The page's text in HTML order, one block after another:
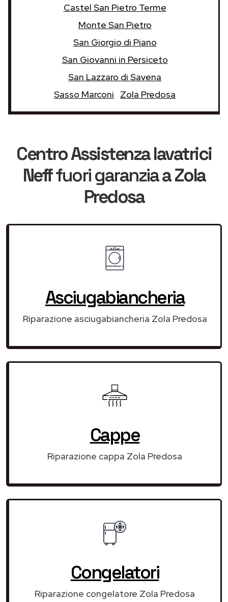
Castel San Pietro Terme
Monte San Pietro
San Giorgio di Piano
San Giovanni in Persiceto
San Lazzaro di Savena
Sasso Marconi
Zola Predosa
Centro Assistenza lavatrici
Nefffuori garanziaa Zola
Predosa
Asciugabiancheria
Riparazione asciugabiancheria Zola Predosa
Cappe
Riparazione cappa Zola Predosa
Congelatori
Riparazione congelatore Zola Predosa